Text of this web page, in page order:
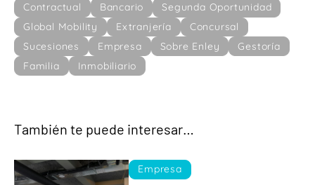
Contractual Bancario
Segunda Oportunidad
Global Mobility
Extranjería
Concursal
Sucesiones
Empresa Sobre Enley
Gestoría
Familia
Inmobiliario
También te puede interesar…
Empresa